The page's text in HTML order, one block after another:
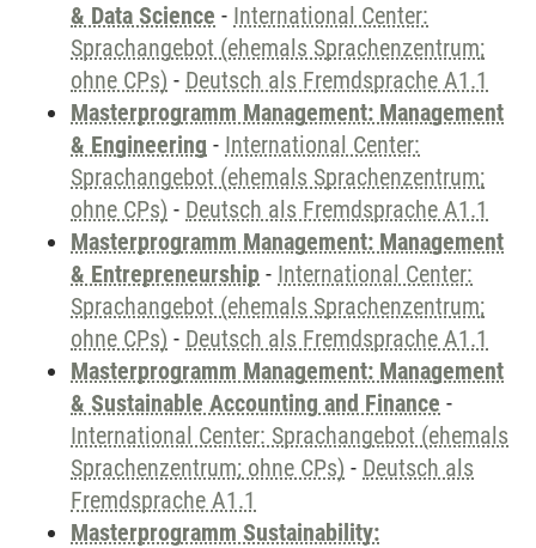
& Data Science - International Center:
Sprachangebot (ehemals Sprachenzentrum;
ohne CPs) - Deutsch als Fremdsprache A1.1
Masterprogramm Management: Management
& Engineering - International Center:
Sprachangebot (ehemals Sprachenzentrum;
ohne CPs) - Deutsch als Fremdsprache A1.1
Masterprogramm Management: Management
& Entrepreneurship - International Center:
Sprachangebot (ehemals Sprachenzentrum;
ohne CPs) - Deutsch als Fremdsprache A1.1
Masterprogramm Management: Management
& Sustainable Accounting and Finance -
International Center: Sprachangebot (ehemals
Sprachenzentrum; ohne CPs) - Deutsch als
Fremdsprache A1.1
Masterprogramm Sustainability: